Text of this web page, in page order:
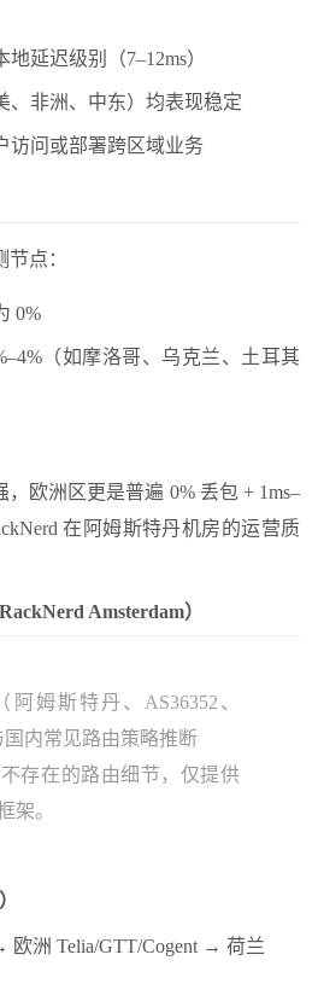
延迟级别（7–12ms）
、非洲、中东）均表现稳定
访问或部署跨区域业务
点：
0%
（如摩洛哥、乌克兰、土耳其
欧洲区更是普遍 0% 丢包 + 1ms–
在阿姆斯特丹机房的运营质
Amsterdam）
姆斯特丹、AS36352、
国内常见路由策略推断
存在的路由细节，仅提供
架。
欧洲 Telia/GTT/Cogent → 荷兰